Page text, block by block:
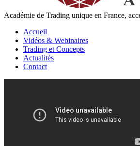
Académie de Trading unique en France,
Accueil
Vidéos & Webinaires
Trading et Concepts
Actualités
Contact